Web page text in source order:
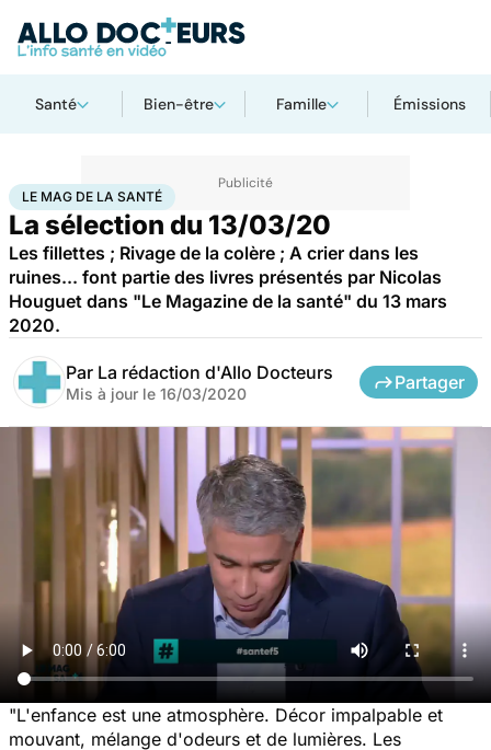
Santé Bien-être Famille Émissions
AccueilSanté Le Mag de la Santé
LE MAG DE LA SANTÉ
La sélection du 13/03/20
Les fillettes ; Rivage de la colère ; A crier dans les
ruines... font partie des livres présentés par Nicolas
Houguet dans "Le Magazine de la santé" du 13 mars
2020.
Par La rédaction d'Allo Docteurs
Mis à jour le 16/03/2020
Partager
"L'enfance est une atmosphère. Décor impalpable et
mouvant, mélange d'odeurs et de lumières. Les